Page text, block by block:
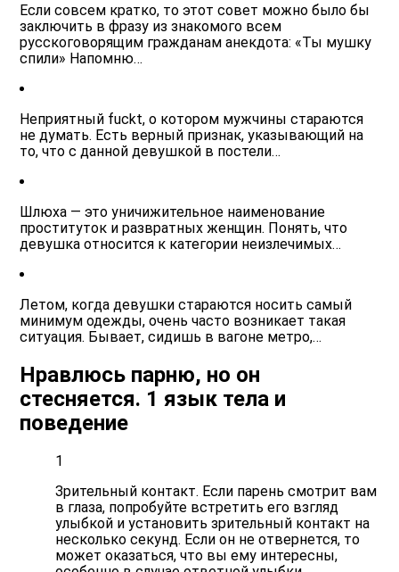
Если совсем кратко, то этот совет можно было бы
заключить в фразу из знакомого всем
русскоговорящим гражданам анекдота: «Ты мушку
спили» Напомню…
Неприятный fuckt, о котором мужчины стараются
не думать. Есть верный признак, указывающий на
то, что с данной девушкой в постели…
Шлюха — это уничижительное наименование
проституток и развратных женщин. Понять, что
девушка относится к категории неизлечимых…
Летом, когда девушки стараются носить самый
минимум одежды, очень часто возникает такая
ситуация. Бывает, сидишь в вагоне метро,…
Нравлюсь парню, но он
стесняется. 1 язык тела и
поведение
1
Зрительный контакт. Если парень смотрит вам
в глаза, попробуйте встретить его взгляд
улыбкой и установить зрительный контакт на
несколько секунд. Если он не отвернется, то
может оказаться, что вы ему интересны,